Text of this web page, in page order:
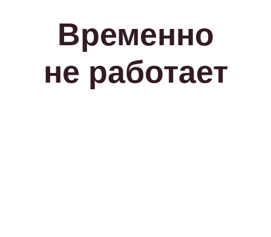
Временно
не работает